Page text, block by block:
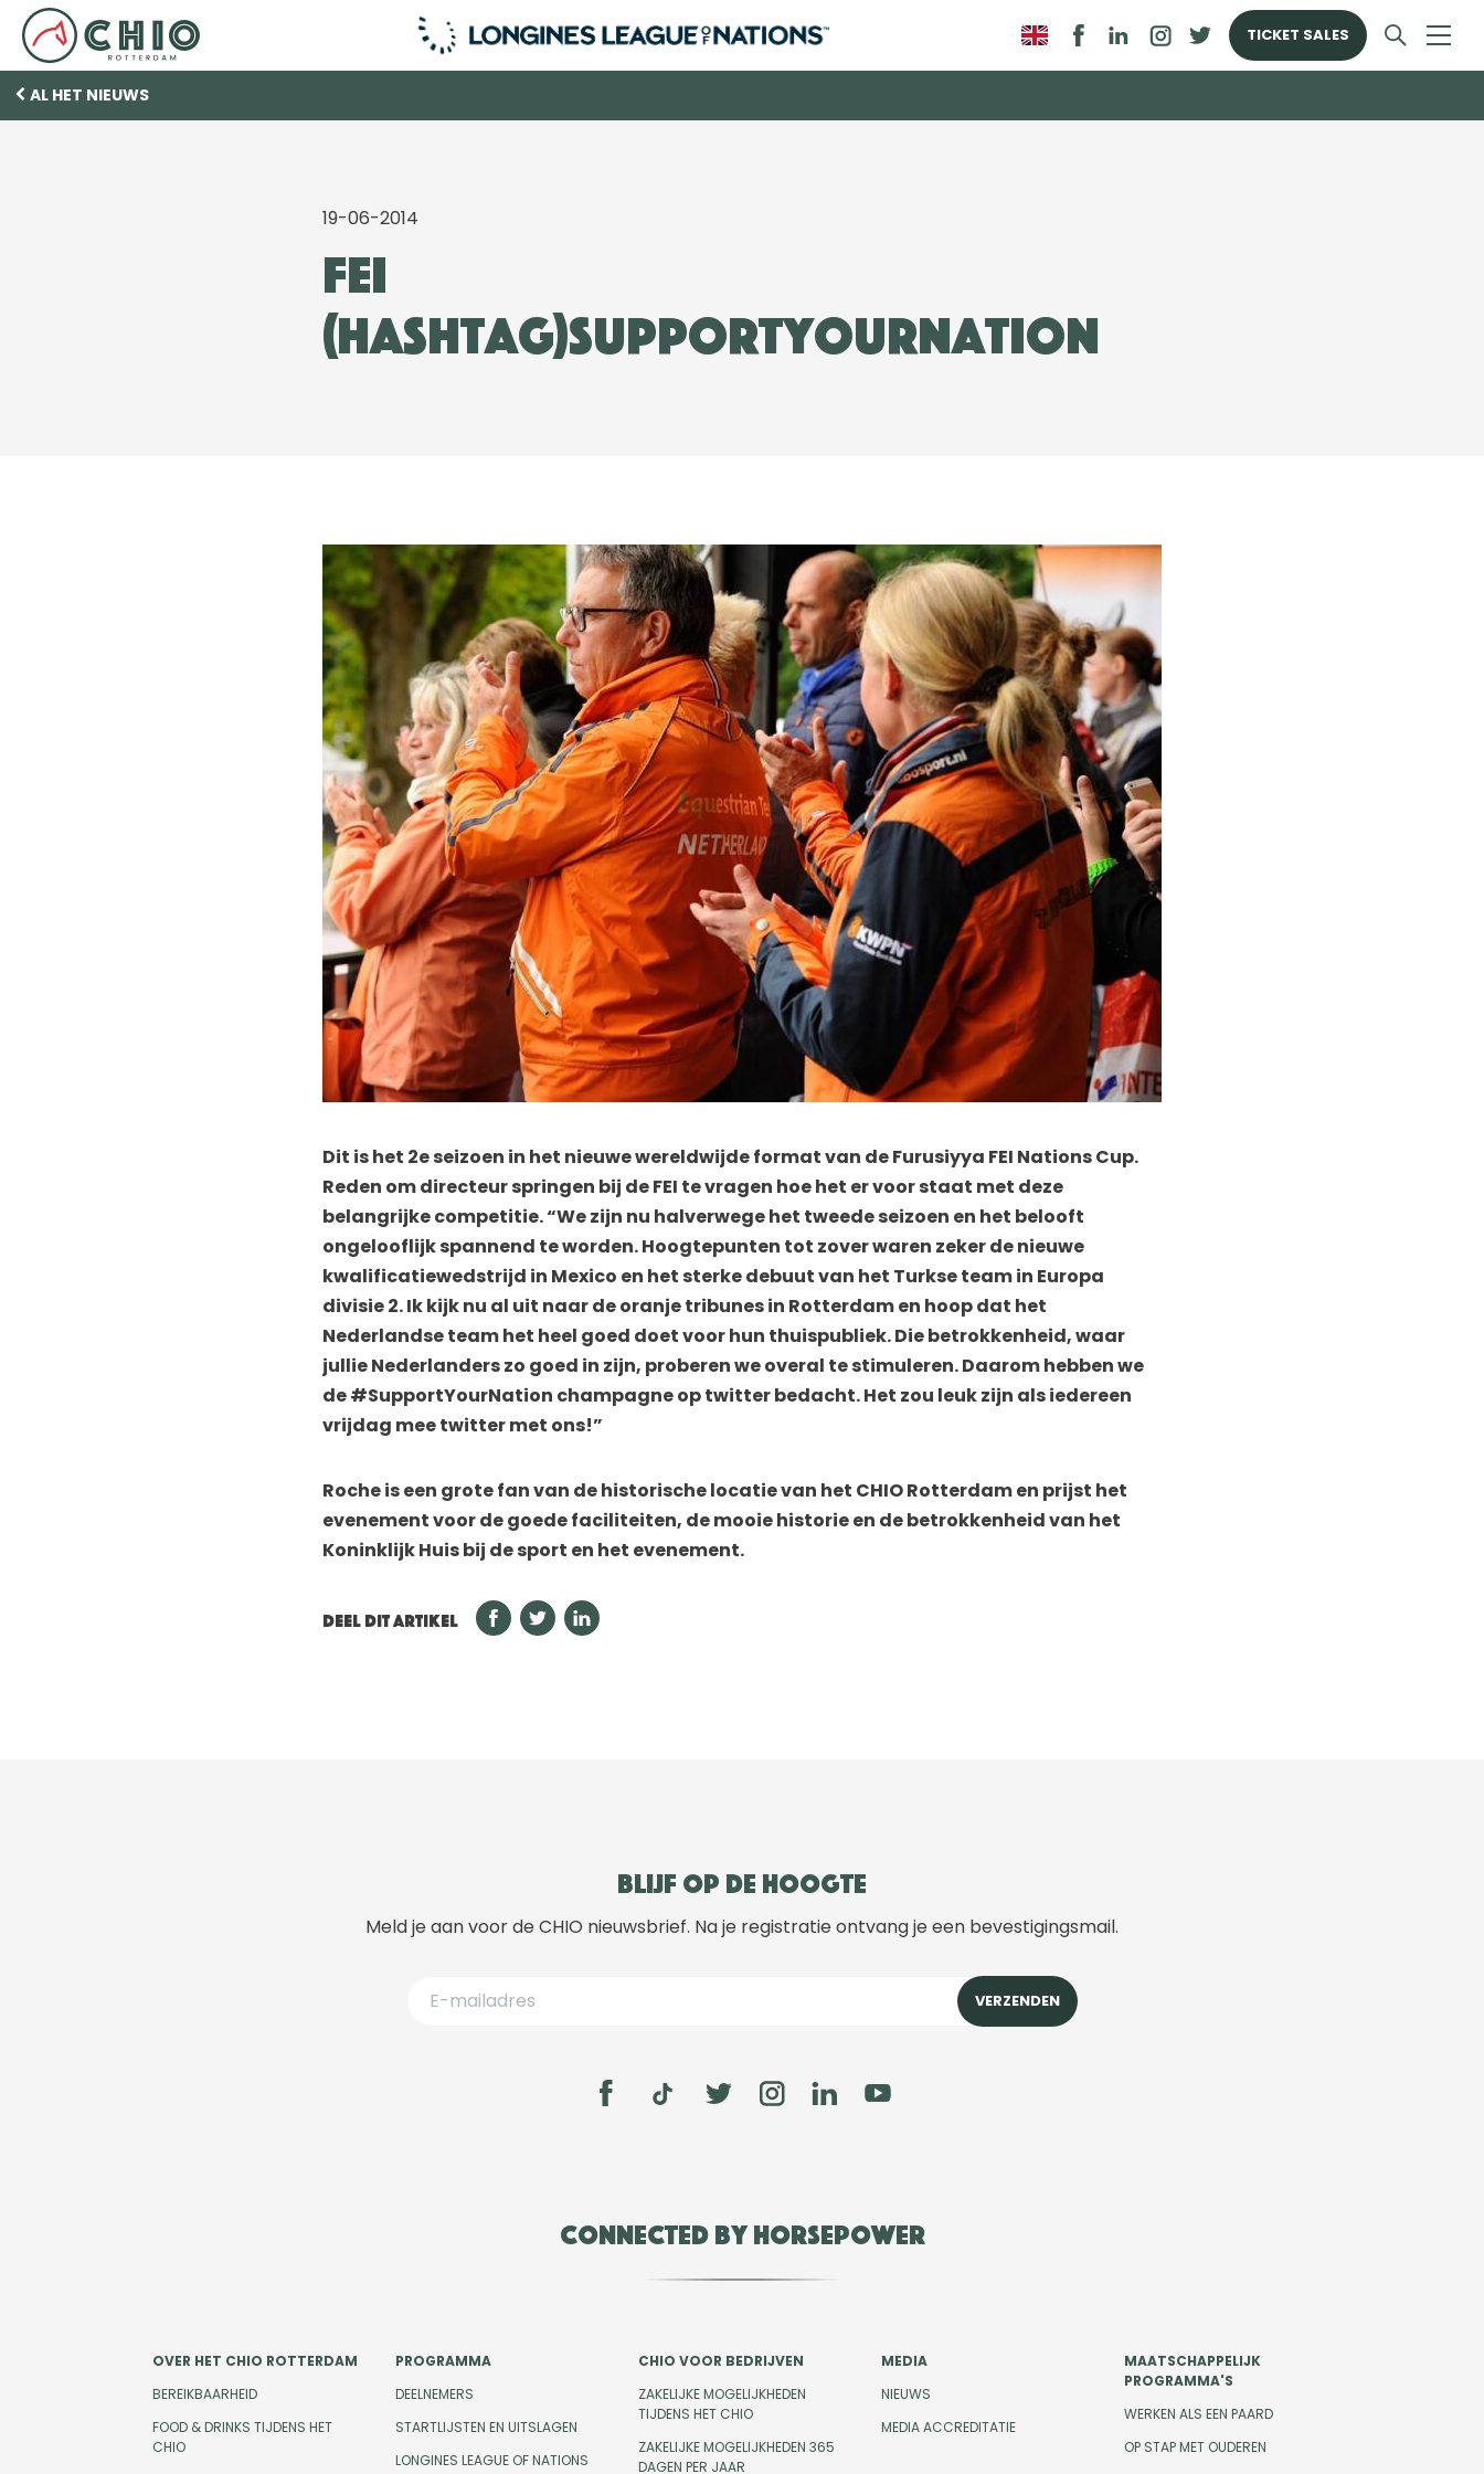
TICKET SALES
AL HET NIEUWS
19-06-2014
FEI
(Hashtag)SupportYourNation
Dit is het 2e seizoen in het nieuwe wereldwijde format van de Furusiyya FEI Nations Cup.
Reden om directeur springen bij de FEI te vragen hoe het er voor staat met deze
belangrijke competitie. “We zijn nu halverwege het tweede seizoen en het belooft
ongelooflijk spannend te worden. Hoogtepunten tot zover waren zeker de nieuwe
kwalificatiewedstrijd in Mexico en het sterke debuut van het Turkse team in Europa
divisie 2. Ik kijk nu al uit naar de oranje tribunes in Rotterdam en hoop dat het
Nederlandse team het heel goed doet voor hun thuispubliek. Die betrokkenheid, waar
jullie Nederlanders zo goed in zijn, proberen we overal te stimuleren. Daarom hebben we
de #SupportYourNation champagne op twitter bedacht. Het zou leuk zijn als iedereen
vrijdag mee twitter met ons!”
Roche is een grote fan van de historische locatie van het CHIO Rotterdam en prijst het
evenement voor de goede faciliteiten, de mooie historie en de betrokkenheid van het
Koninklijk Huis bij de sport en het evenement.
DEEL DIT ARTIKEL
Blijf op de hoogte
Meld je aan voor de CHIO nieuwsbrief. Na je registratie ontvang je een bevestigingsmail.
Connected by Horsepower
OVER HET CHIO ROTTERDAM
BEREIKBAARHEID
FOOD & DRINKS TIJDENS HET
CHIO
PROGRAMMA
DEELNEMERS
STARTLIJSTEN EN UITSLAGEN
LONGINES LEAGUE OF NATIONS
CHIO VOOR BEDRIJVEN
ZAKELIJKE MOGELIJKHEDEN
TIJDENS HET CHIO
ZAKELIJKE MOGELIJKHEDEN 365
DAGEN PER JAAR
MEDIA
NIEUWS
MEDIA ACCREDITATIE
MAATSCHAPPELIJK
PROGRAMMA'S
WERKEN ALS EEN PAARD
OP STAP MET OUDEREN